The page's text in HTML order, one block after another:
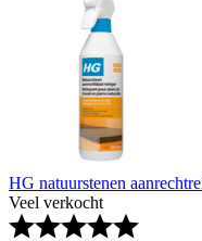
HG natuurstenen
Veel verkocht